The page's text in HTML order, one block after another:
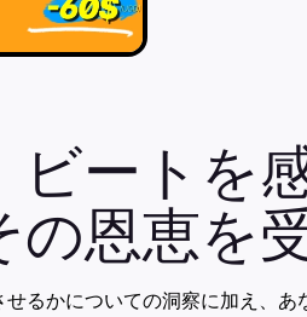
ビートを
の恩恵を
るかについての洞察に加え、